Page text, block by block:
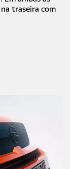
traseira com